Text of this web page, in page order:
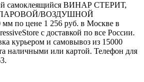
самоклеящийся ВИНАР СТЕРИТ,
ПАРОВОЙ/ВОЗДУШНОЙ
мм по цене 1 256 руб. в Москве в
с доставкой по все России.
курьером и самовывоз из 15000
наличными или картой. Телефон для